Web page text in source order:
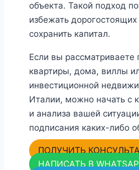
объекта. Такой подход
избежать
сохранить капитал.
Если вы рассматриваете
квартиры, дома, виллы
инвестиционной
Италии, можно начать с
и анализа вашей
подписания каких-либо
ПОЛУЧИТЬ
НАПИСАТЬ В